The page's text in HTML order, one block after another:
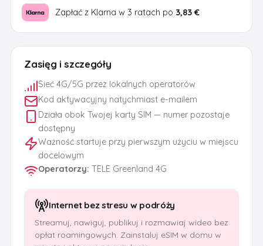
Zasięg i szczegóły
Sieć 4G/5G przez lokalnych operatorów
Kod aktywacyjny natychmiast e-mailem
Działa obok Twojej karty SIM — numer pozostaje
dostępny
Ważność startuje przy pierwszym użyciu w miejscu
docelowym
Operatorzy: TELE Greenland 4G
Internet bez stresu w podróży
Streamuj, nawiguj, publikuj i rozmawiaj wideo bez
opłat roamingowych. Zainstaluj eSIM w domu w
Zapłać z Klarna w 3 ratach po 3,83 €